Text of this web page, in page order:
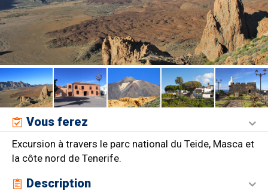
Vous ferez
Excursion à travers le parc national du Teide, Masca et
la côte nord de Tenerife.
Description